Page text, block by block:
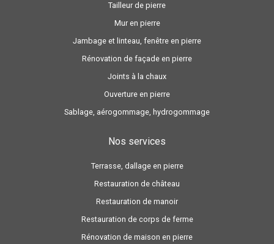
Tailleur de pierre
Mur en pierre
Jambage et linteau, fenêtre en pierre
Rénovation de façade en pierre
Joints à la chaux
Ouverture en pierre
Sablage, aérogommage, hydrogommage
Nos services
Terrasse, dallage en pierre
Restauration de château
Restauration de manoir
Restauration de corps de ferme
Rénovation de maison en pierre